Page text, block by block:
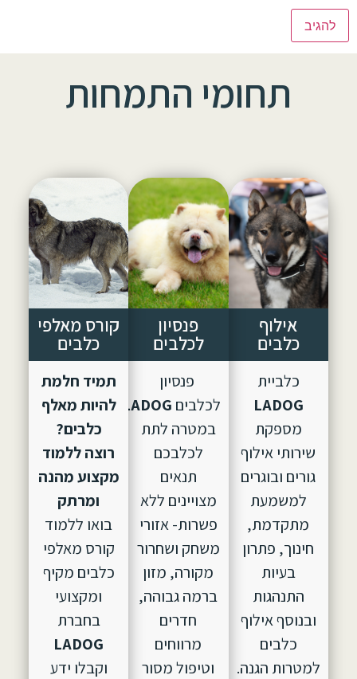
תחומי התמחות
אילוף
כלבים
כלביית
LADOG
מספקת
שירותי אילוף
גורים ובוגרים
למשמעת
מתקדמת,
חינוך, פתרון
בעיות
התנהגות
ובנוסף אילוף
כלבים
למטרות הגנה.
פנסיון
לכלבים
פנסיון
לכלבים LADOG, הוקם
במטרה לתת
לכלבכם
תנאים
מצויינים ללא
פשרות- אזורי
משחק ושחרור
מקורה, מזון
ברמה גבוהה,
חדרים
מרווחים
וטיפול מסור
קורס מאלפי
כלבים
תמיד חלמת
להיות מאלף
כלבים?
רוצה ללמוד
מקצוע מהנה
ומרתק
בואו ללמוד
קורס מאלפי
כלבים מקיף
ומקצועי
בחברת
LADOG
וקבלו ידע